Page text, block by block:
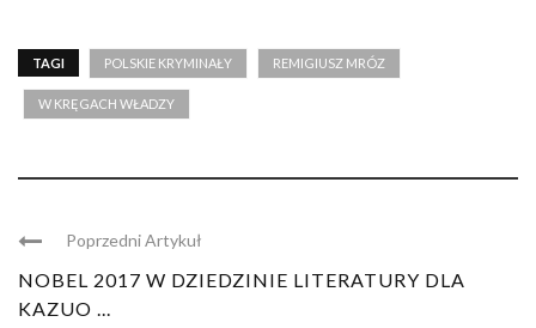
TAGI POLSKIE KRYMINAŁY REMIGIUSZ MRÓZ
W KRĘGACH WŁADZY
Poprzedni Artykuł
NOBEL 2017 W DZIEDZINIE LITERATURY DLA
KAZUO ...